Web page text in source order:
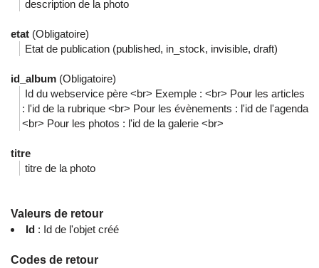
description de la photo
etat (Obligatoire)
Etat de publication (published, in_stock, invisible, draft)
id_album (Obligatoire)
Id du webservice père <br> Exemple : <br> Pour les articles
: l'id de la rubrique <br> Pour les évènements : l'id de l'agenda
<br> Pour les photos : l'id de la galerie <br>
titre
titre de la photo
Valeurs de retour
Id : Id de l'objet créé
Codes de retour